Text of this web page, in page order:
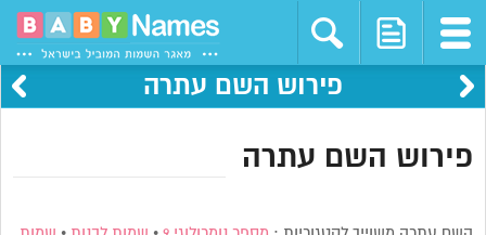
פירוש השם עתרה
פירוש השם עתרה